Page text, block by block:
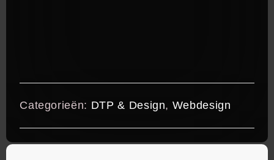
Categorieën: DTP & Design, Webdesign